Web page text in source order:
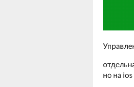
но на